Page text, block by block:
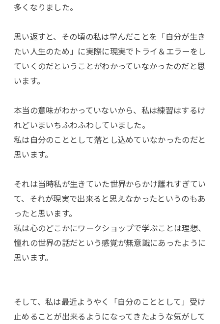
多くなりました。
思い返すと、その頃の私は学んだことを「自分が生き
たい人生のため」に実際に現実でトライ＆エラーをし
ていくのだということがわかっていなかったのだと思
います。
本当の意味がわかっていないから、私は練習はするけ
れどいまいちふわふわしていました。
私は自分のこととして落とし込めていなかったのだと
思います。
それは当時私が生きていた世界からかけ離れすぎてい
て、それが現実で出来ると思えなかったというのもあ
ったと思います。
私は心のどこかにワークショップで学ぶことは理想、
憧れの世界の話だという感覚が無意識にあったように
思います。
そして、私は最近ようやく「自分のこととして」受け
止めることが出来るようになってきたような気がして